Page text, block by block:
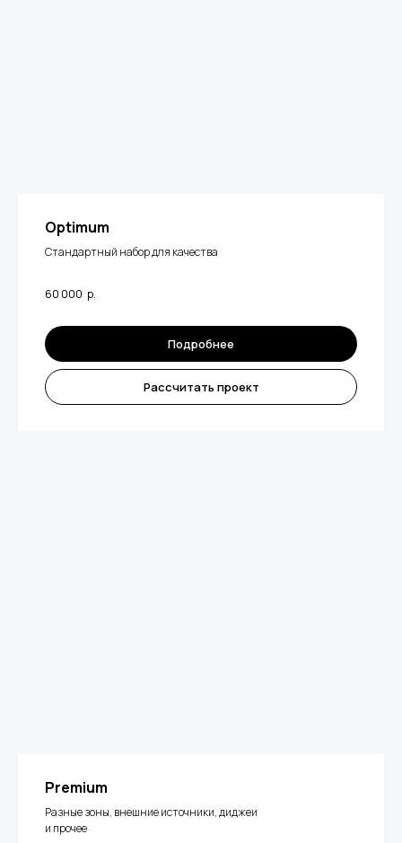
Optimum
Стандартный набор для качества
60 000 р.
Подробнее
Рассчитать проект
Premium
Разные зоны, внешние источники, диджеи
и прочее